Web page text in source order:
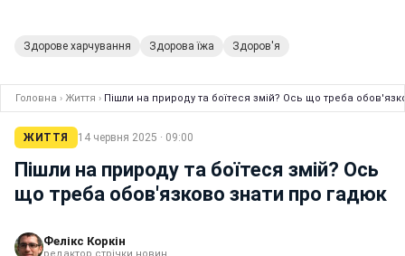
Здорове харчування Здорова їжа Здоров'я
Головна › Життя › Пішли на природу та боїтеся змій? Ось що треба
ЖИТТЯ 14 червня 2025 · 09:00
Пішли на природу та боїтеся змій? Ось
що треба обов'язково знати про гадюк
Фелікс Коркін